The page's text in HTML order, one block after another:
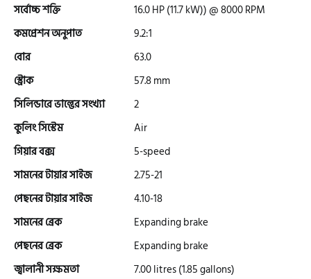
কাওয়াসাকি (Kawasaki)
এস ওয়াই এম (SYM)
ভেসপা (Vespa)
গ্রীন টাইগার (Green Tiger)
সর্বোচ্চ শক্তি
16.0 HP (11.7 kW)) @ 8000 RPM
কমপ্রেশন অনুপাত
9.2:1
বোর
63.0
স্ট্রোক
57.8 mm
সিলিন্ডারে ভাল্ভের সংখ্যা
2
কুলিং সিস্টেম
Air
গিয়ার বক্স
5-speed
সামনের টায়ার সাইজ
2.75-21
পেছনের টায়ার সাইজ
4.10-18
সামনের ব্রেক
Expanding brake
পেছনের ব্রেক
Expanding brake
জ্বালানী সক্ষমতা
7.00 litres (1.85 gallons)